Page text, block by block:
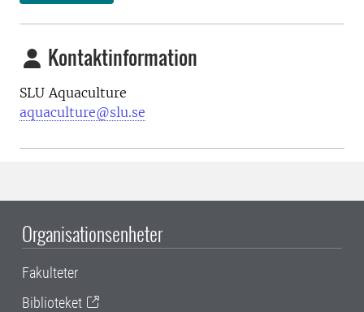
Kontaktinformation
SLU Aquaculture
aquaculture@slu.se
Organisationsenheter
Fakulteter
Biblioteket